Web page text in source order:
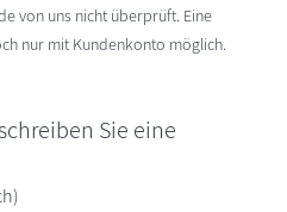
von uns nicht überprüft. Eine
nur mit Kundenkonto möglich.
Sie eine